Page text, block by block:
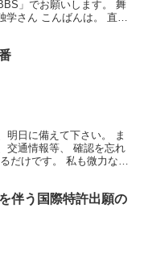
」でお願いします。 舞
さん こんばんは。 直前
明日に備えて下さい。 ま
交通情報等、 確認を忘れ
だけです。 私も微力なが
伴う国際特許出願の